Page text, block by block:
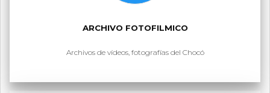
ARCHIVO FOTOFILMICO
Archivos de vídeos, fotografías del Chocó